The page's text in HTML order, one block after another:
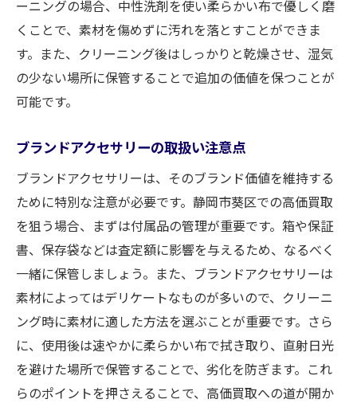
ーニングの場合、中性洗剤を使い柔らかい布で優しく磨
くことで、素材を傷めずに汚れを落とすことができま
す。また、クリーニング後はしっかりと乾燥させ、湿気
の少ない場所に保管することで追加の価値を保つことが
可能です。
ブランドアクセサリーの取扱い注意点
ブランドアクセサリーは、そのブランド価値を維持する
ために特別な注意が必要です。静岡市葵区での高価買取
を狙う場合、まずは付属品の管理が重要です。箱や保証
書、保存袋などは査定額に影響を与えるため、なるべく
一緒に保管しましょう。また、ブランドアクセサリーは
素材によってはデリケートなものが多いので、クリーニ
ング時に素材に適した方法を選ぶことが重要です。さら
に、使用後は速やかに柔らかい布で拭き取り、直射日光
を避けた場所で保管することで、劣化を防ぎます。これ
らのポイントを押さえることで、高価買取への道が開か